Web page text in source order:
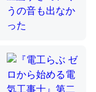
った。調べたら
1程度。